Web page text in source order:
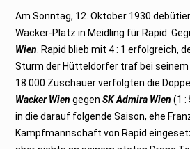
Am Sonntag, 12. Oktober 1930
Wacker-Platz in Meidling für Rapid.
Wien . Rapid blieb mit 4 : 1 erfolgreich,
Sturm der Hütteldorfer traf bei seinem
18.000 Zuschauer verfolgten die
Wacker Wien gegenSK Admira Wien (1 :
in die darauf folgende Saison, ehe
Kampfmannschaft von Rapid